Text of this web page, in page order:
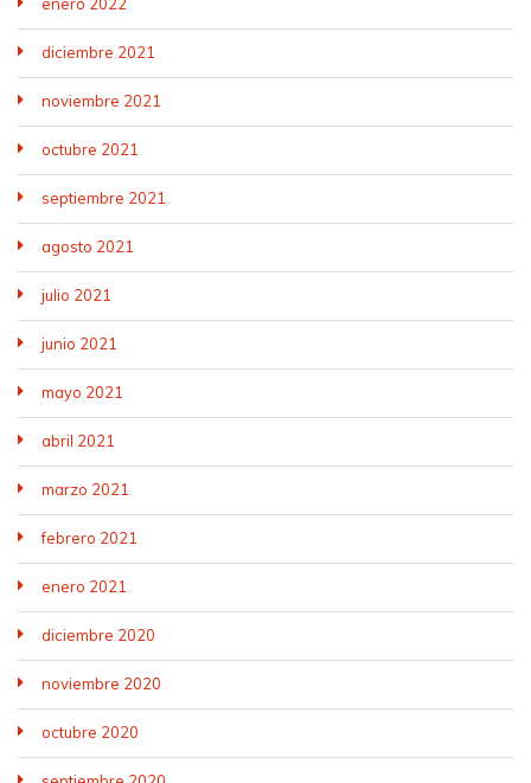
diciembre 2021
noviembre 2021
octubre 2021
septiembre 2021
agosto 2021
julio 2021
junio 2021
mayo 2021
abril 2021
marzo 2021
febrero 2021
enero 2021
diciembre 2020
noviembre 2020
octubre 2020